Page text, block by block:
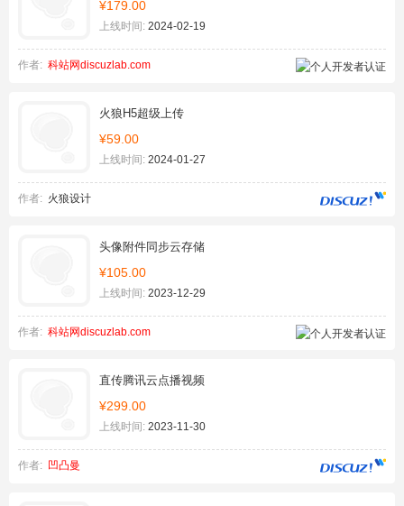
¥179.00
上线时间: 2024-02-19
作者: 科站网discuzlab.com
火狼H5超级上传
¥59.00
上线时间: 2024-01-27
作者: 火狼设计
头像附件同步云存储
¥105.00
上线时间: 2023-12-29
作者: 科站网discuzlab.com
直传腾讯云点播视频
¥299.00
上线时间: 2023-11-30
作者: 凹凸曼